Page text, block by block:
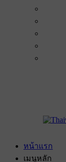
หน้าแรก
เมนูหลัก